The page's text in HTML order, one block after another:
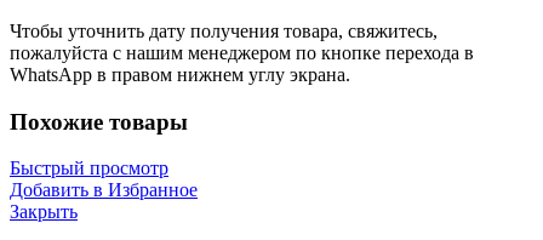
Чтобы уточнить дату получения товара, свяжитесь,
пожалуйста с нашим менеджером по кнопке перехода в
WhatsApp в правом нижнем углу экрана.
Похожие товары
Быстрый просмотр
Добавить в Избранное
Закрыть